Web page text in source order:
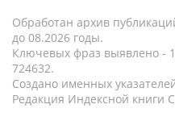
Обработан архив
до 08.2026 годы.
Ключевых фраз выявлено -
724632.
Создано именных
Редакция Индексной книги